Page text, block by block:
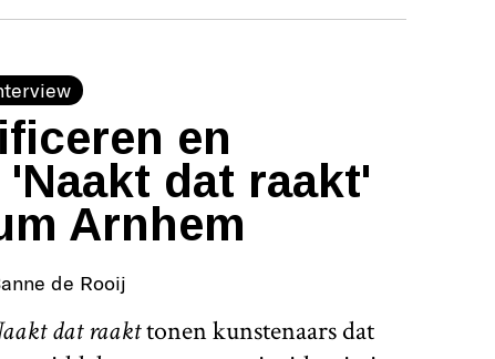
en
dat raakt'
Arnhem
de Rooij
dat raakttonen kunstenaars dat